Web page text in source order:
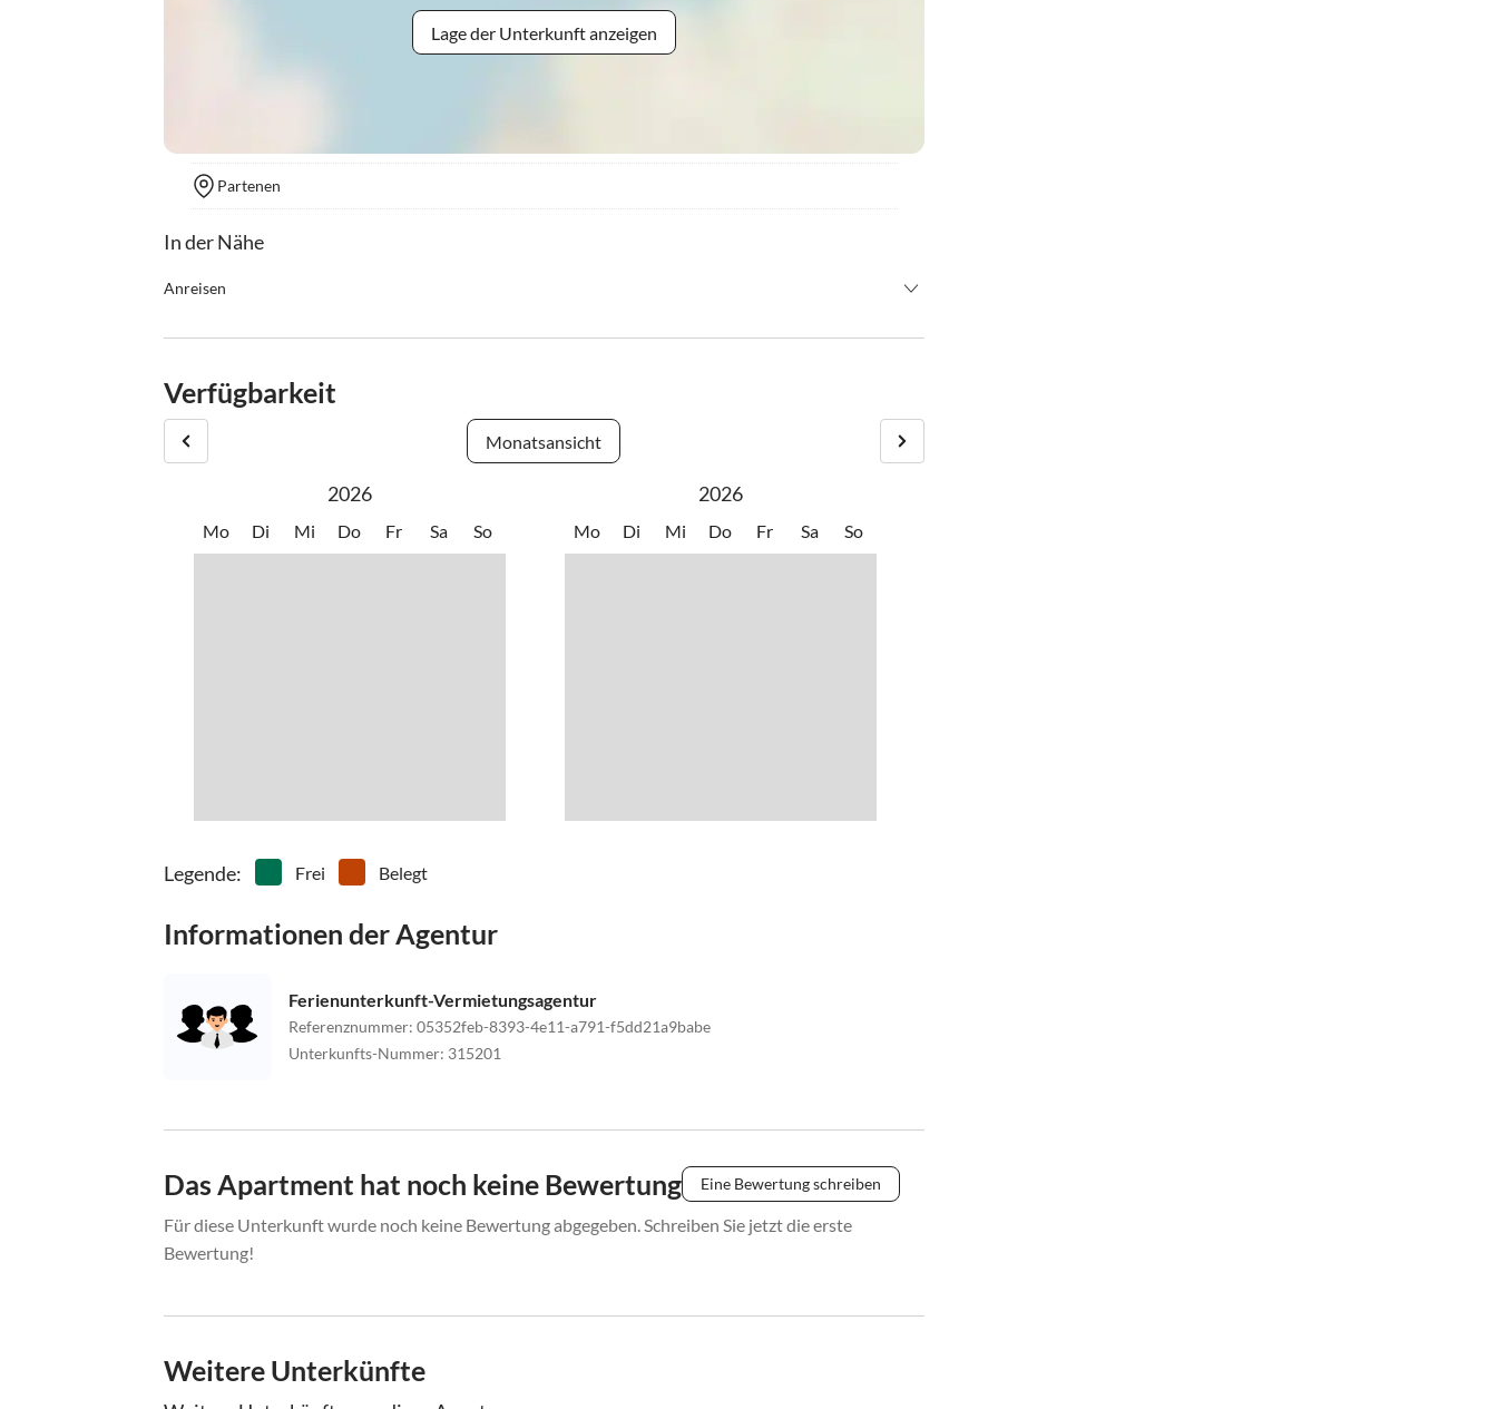
Lage der Unterkunft anzeigen
Partenen
In der Nähe
Anreisen
möglich. T. +43 650 5550115
Verfügbarkeit
Monatsansicht
2026
Mo Di Mi Do Fr Sa So
2026
Mo Di Mi Do Fr Sa So
Legende: Frei Belegt
Informationen der Agentur
Ferienunterkunft-Vermietungsagentur
Referenznummer: 05352feb-8393-4e11-a791-f5dd21a9babe
Unterkunfts-Nummer: 315201
Das Apartment hat noch keine Bewertung Eine Bewertung schreiben
Für diese Unterkunft wurde noch keine Bewertung abgegeben. Schreiben Sie jetzt die erste
Bewertung!
Weitere Unterkünfte